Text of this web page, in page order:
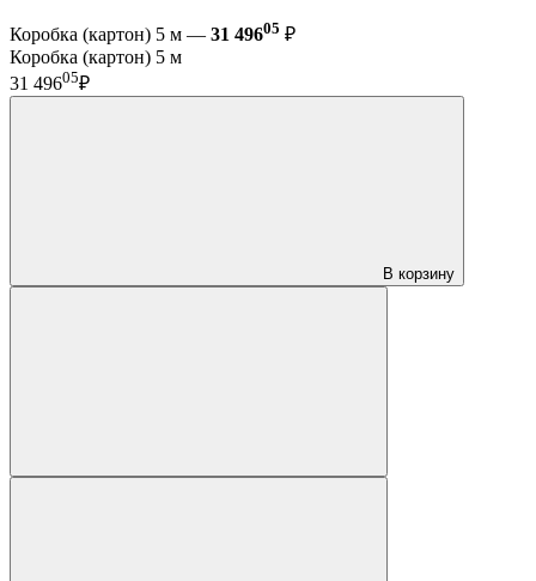
Коробка (картон) 5 м — 31 49605 ₽
Коробка (картон) 5 м
31 49605₽
В корзину